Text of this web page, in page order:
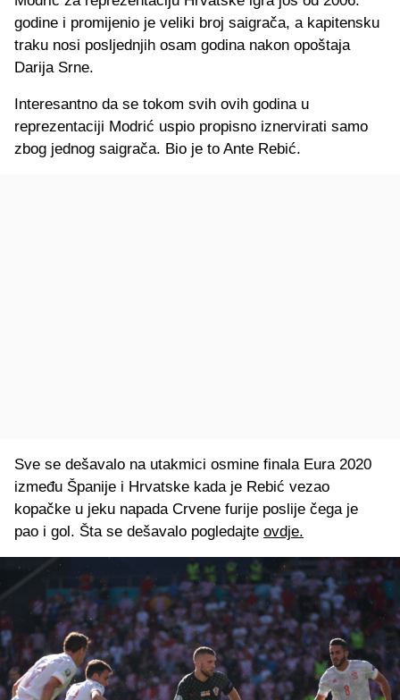
godine i promijenio je veliki broj saigrača, a kapitensku
traku nosi posljednjih osam godina nakon opoštaja
Darija Srne.
Interesantno da se tokom svih ovih godina u
reprezentaciji Modrić uspio propisno iznervirati samo
zbog jednog saigrača. Bio je to Ante Rebić.
Sve se dešavalo na utakmici osmine finala Eura 2020
između Španije i Hrvatske kada je Rebić vezao
kopačke u jeku napada Crvene furije poslije čega je
pao i gol. Šta se dešavalo pogledajte ovdje.